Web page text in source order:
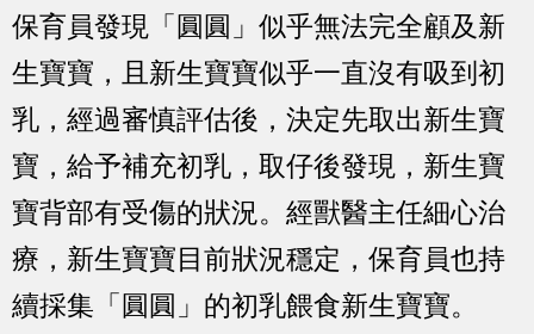
保育員發現「圓圓」似乎無法完全顧及新
生寶寶，且新生寶寶似乎一直沒有吸到初
乳，經過審慎評估後，決定先取出新生寶
寶，給予補充初乳，取仔後發現，新生寶
寶背部有受傷的狀況。經獸醫主任細心治
療，新生寶寶目前狀況穩定，保育員也持
續採集「圓圓」的初乳餵食新生寶寶。